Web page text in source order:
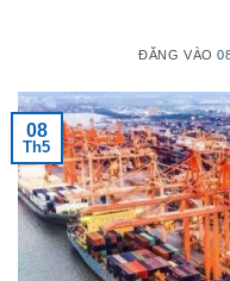
ĐĂNG VÀO
08
Th5